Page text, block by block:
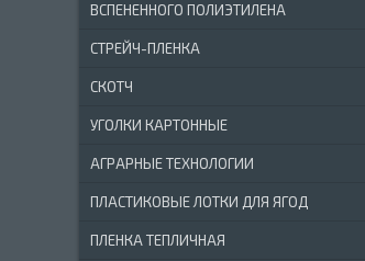
ВСПЕНЕННОГО ПОЛИЭТИЛЕНА
СТРЕЙЧ-ПЛЕНКА
СКОТЧ
УГОЛКИ КАРТОННЫЕ
АГРАРНЫЕ ТЕХНОЛОГИИ
ПЛАСТИКОВЫЕ ЛОТКИ ДЛЯ ЯГОД
ПЛЕНКА ТЕПЛИЧНАЯ